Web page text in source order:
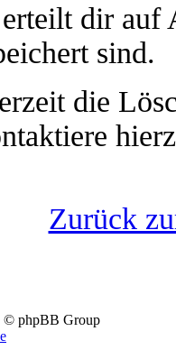
dir auf
sind.
die
Zurück
© phpBB Group